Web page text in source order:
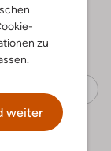
zu
weiter